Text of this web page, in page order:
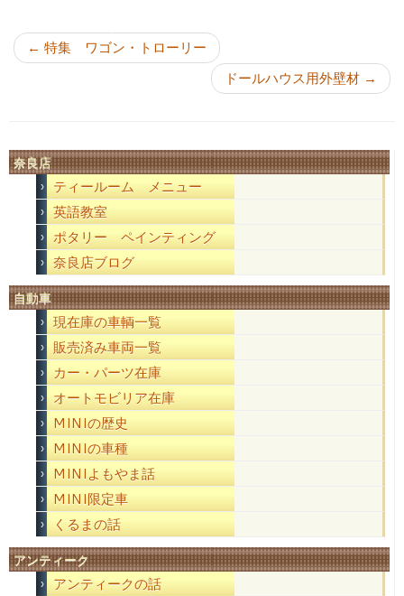
← 特集 ワゴン・トローリー
ドールハウス用外壁材 →
奈良店
ティールーム メニュー
英語教室
ポタリー ペインティング
奈良店ブログ
自動車
現在庫の車輌一覧
販売済み車両一覧
カー・パーツ在庫
オートモビリア在庫
MINIの歴史
MINIの車種
MINIよもやま話
MINI限定車
くるまの話
アンティーク
アンティークの話